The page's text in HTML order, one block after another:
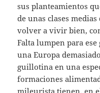
sus planteamientos
de unas clases
volver a vivir bien,
Falta lumpen para
una Europa
guillotina en una
formaciones